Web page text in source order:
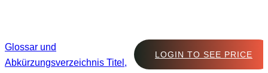
Glossar und
Abkürzungsverzeichnis Titel,
LOGIN TO SEE PRICE